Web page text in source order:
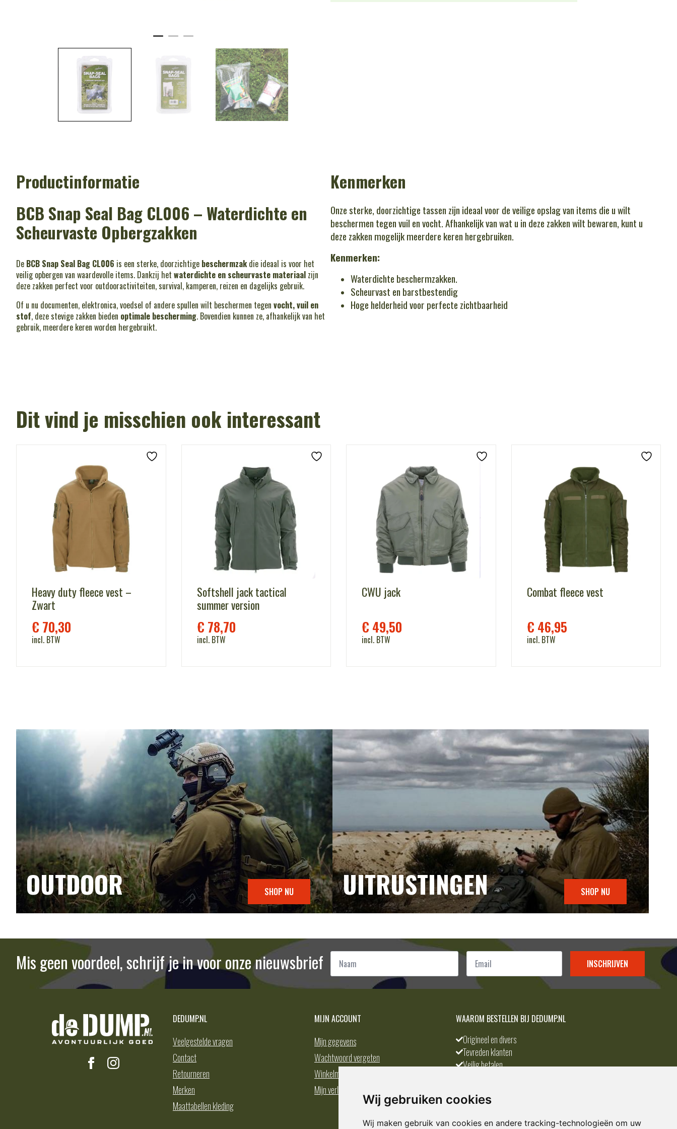
Wij gebruiken cookies
Wij maken gebruik van cookies en andere tracking-technologieën om uw
Productinformatie
BCB Snap Seal Bag CL006 – Waterdichte en
Scheurvaste Opbergzakken
De BCB Snap Seal Bag CL006 is een sterke, doorzichtige beschermzakdie ideaal is voor het
veilig opbergen van waardevolle items. Dankzij het waterdichte en scheurvaste materiaal zijn
deze zakken perfect voor outdooractiviteiten, survival, kamperen, reizen en dagelijks gebruik.
Of u nu documenten, elektronica, voedsel of andere spullen wilt beschermen tegen vocht, vuil en
stof, deze stevige zakken bieden optimale bescherming. Bovendien kunnen ze, afhankelijk van het
gebruik, meerdere keren worden hergebruikt.
Kenmerken
Onze sterke, doorzichtige tassen zijn ideaal voor de veilige opslag van items die u wilt
beschermen tegen vuil en vocht. Afhankelijk van wat u in deze zakken wilt bewaren, kunt u
deze zakken mogelijk meerdere keren hergebruiken.
Kenmerken:
Waterdichte beschermzakken.
Scheurvast en barstbestendig
Hoge helderheid voor perfecte zichtbaarheid
Dit vind je misschien ook interessant
Heavy duty fleece vest –
Zwart
€ 70,30
incl. BTW
Softshell jack tactical
summer version
€ 78,70
incl. BTW
CWU jack
€ 49,50
incl. BTW
Combat fleece vest
€ 46,95
incl. BTW
OUTDOOR SHOP NU UITRUSTINGEN SHOP NU
Mis geen voordeel, schrijf je in voor onze nieuwsbrief Naam Email
INSCHRIJVEN
DEDUMP.NL
Veelgestelde vragen
Contact
Retourneren
Merken
Maattabellen kleding
MIJN ACCOUNT
Mijn gegevens
Wachtwoord vergeten
Winkelmand
Mijn verlanglijst
WAAROM BESTELLEN BIJ DEDUMP.NL
Origineel en divers
Tevreden klanten
Veilig betalen